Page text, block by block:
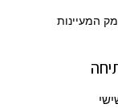
המעיינות